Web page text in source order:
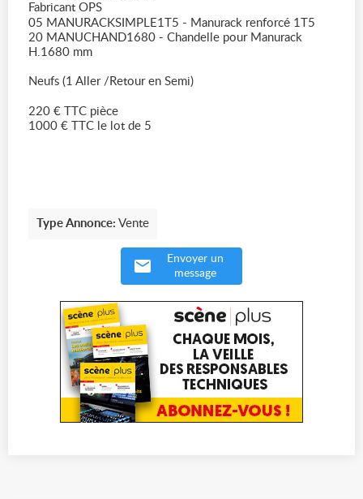
Fabricant OPS
05 MANURACKSIMPLE1T5 - Manurack renforcé 1T5
20 MANUCHAND1680 - Chandelle pour Manurack
H.1680 mm
Neufs (1 Aller /Retour en Semi)
220 € TTC pièce
1000 € TTC le lot de 5
Type Annonce: Vente
Envoyer un
message